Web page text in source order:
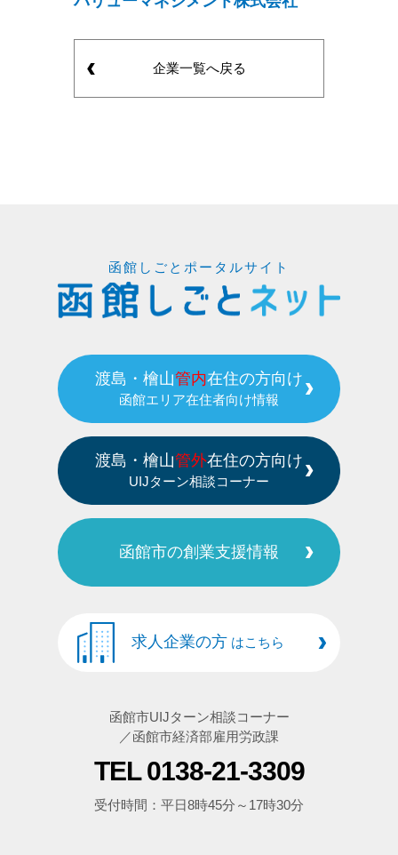
企業一覧へ戻る
函館しごとポータルサイト
渡島・檜山管内在住の方向け
函館エリア在住者向け情報
渡島・檜山管外在住の方向け
UIJターン相談コーナー
函館市の創業支援情報
求人企業の方 はこちら
函館市UIJターン相談コーナー
／函館市経済部雇用労政課
TEL 0138-21-3309
受付時間：平日8時45分～17時30分